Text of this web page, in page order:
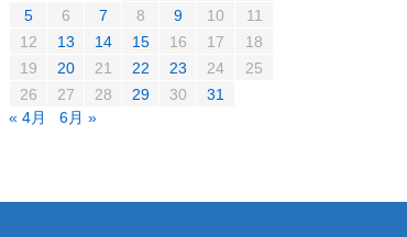
5
6 7 8 9 10
11
12
13 14 15 16 17
18
19
20 21 22 23 24
25
26
27 28 29 30
31
« 4月
6月 »